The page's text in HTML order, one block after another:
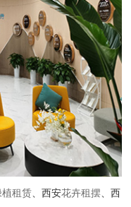
植租赁、西安花卉租摆、西